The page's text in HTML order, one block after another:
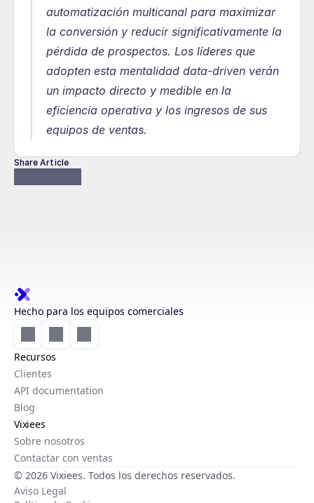
automatización multicanal para maximizar
la conversión y reducir significativamente la
pérdida de prospectos. Los líderes que
adopten esta mentalidad data-driven verán
un impacto directo y medible en la
eficiencia operativa y los ingresos de sus
equipos de ventas.
Share Article
Hecho para los equipos comerciales
Recursos
Clientes
API documentation
Blog
Vixiees
Sobre nosotros
Contactar con ventas
© 2026 Vixiees. Todos los derechos reservados.
Aviso Legal